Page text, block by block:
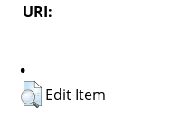
URI:
.
Edit Item